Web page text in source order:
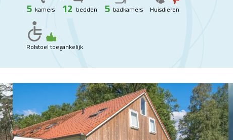
5 kamers 12 bedden 5 badkamers Huisdieren
Rolstoel toegankelijk